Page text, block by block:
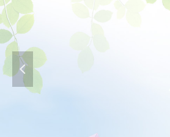
넳